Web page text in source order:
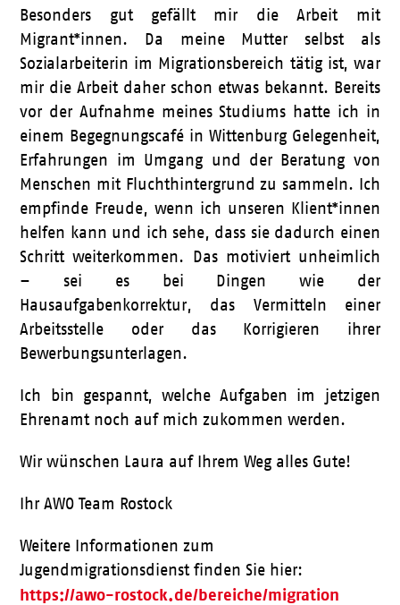
Besonders gut gefällt mir die Arbeit mit
Migrant*innen. Da meine Mutter selbst als
Sozialarbeiterin im Migrationsbereich tätig ist, war
mir die Arbeit daher schon etwas bekannt. Bereits
vor der Aufnahme meines Studiums hatte ich in
einem Begegnungscafé in Wittenburg Gelegenheit,
Erfahrungen im Umgang und der Beratung von
Menschen mit Fluchthintergrund zu sammeln. Ich
empfinde Freude, wenn ich unseren Klient*innen
helfen kann und ich sehe, dass sie dadurch einen
Schritt weiterkommen. Das motiviert unheimlich
– sei es bei Dingen wie der
Hausaufgabenkorrektur, das Vermitteln einer
Arbeitsstelle oder das Korrigieren ihrer
Bewerbungsunterlagen.
Ich bin gespannt, welche Aufgaben im jetzigen
Ehrenamt noch auf mich zukommen werden.
Wir wünschen Laura auf Ihrem Weg alles Gute!
Ihr AWO Team Rostock
Weitere Informationen zum
Jugendmigrationsdienst finden Sie hier:
https://awo-rostock.de/bereiche/migration